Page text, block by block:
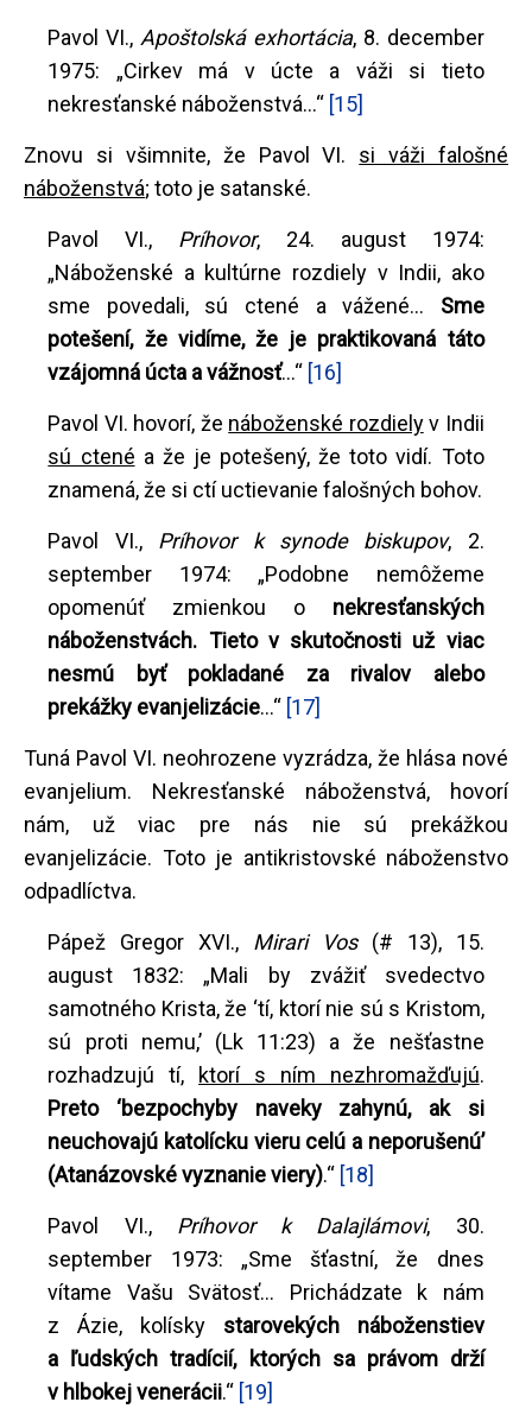
Pavol VI., Apoštolská exhortácia, 8. december
1975: „Cirkev má v úcte a váži si tieto
nekresťanské náboženstvá...“ [15]
Znovu si všimnite, že Pavol VI. si váži falošné
náboženstvá; toto je satanské.
Pavol VI., Príhovor, 24. august 1974:
„Náboženské a kultúrne rozdiely v Indii, ako
sme povedali, sú ctené a vážené... Sme
potešení, že vidíme, že je praktikovaná táto
vzájomná úcta a vážnosť...“ [16]
Pavol VI. hovorí, že náboženské rozdielyv Indii
sú ctené a že je potešený, že toto vidí. Toto
znamená, že si ctí uctievanie falošných bohov.
Pavol VI., Príhovor k synode biskupov, 2.
september 1974: „Podobne nemôžeme
opomenúť zmienkou o nekresťanských
náboženstvách. Tieto v skutočnosti už viac
nesmú byť pokladané za rivalov alebo
prekážky evanjelizácie...“ [17]
Tuná Pavol VI. neohrozene vyzrádza, že hlása nové
evanjelium. Nekresťanské náboženstvá, hovorí
nám, už viac pre nás nie sú prekážkou
evanjelizácie. Toto je antikristovské náboženstvo
odpadlíctva.
Pápež Gregor XVI., Mirari Vos (# 13), 15.
august 1832: „Mali by zvážiť svedectvo
samotného Krista, že ‘tí, ktorí nie sú s Kristom,
sú proti nemu,’ (Lk 11:23) a že nešťastne
rozhadzujú tí, ktorí s ním nezhromažďujú.
Preto ‘bezpochyby naveky zahynú, ak si
neuchovajú katolícku vieru celú a neporušenú’
(Atanázovské vyznanie viery).“ [18]
Pavol VI., Príhovor k Dalajlámovi, 30.
september 1973: „Sme šťastní, že dnes
vítame Vašu Svätosť... Prichádzate k nám
z Ázie, kolísky starovekých náboženstiev
a ľudských tradícií, ktorých sa právom drží
v hlbokej venerácii.“ [19]